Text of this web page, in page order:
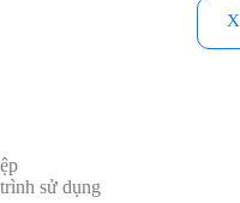
sử dụng